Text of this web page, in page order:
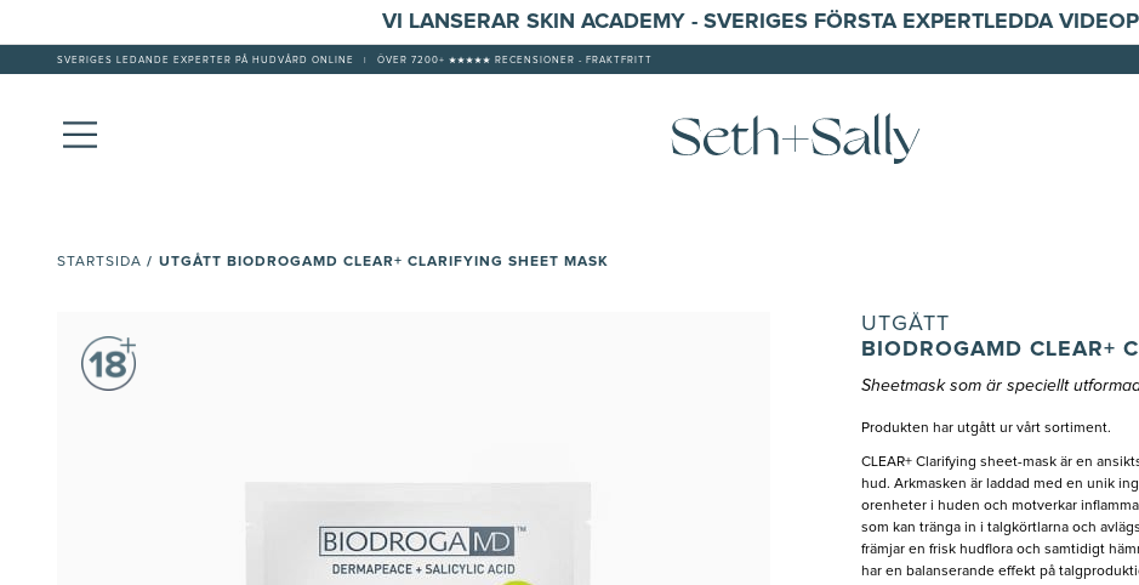
VI LANSERAR SKIN ACADEMY - SVERIGES FÖRSTA EXPERTLEDDA
SVERIGES LEDANDE EXPERTER PÅ HUDVÅRD ONLINE ÖVER 7200+ ★★★★★ RECENSIONER - FRAKTFRITT
STARTSIDA / UTGÅTT BIODROGAMD CLEAR+ CLARIFYING SHEET MASK
UTGÅTT
BIODROGAMD CLEAR+
Sheetmask som är speciellt
Produkten har utgått ur vårt sortiment.
CLEAR+ Clarifying sheet-mask är en
hud. Arkmasken är laddad med en unik
orenheter i huden och motverkar
som kan tränga in i talgkörtlarna och
främjar en frisk hudflora och samtidigt
har en balanserande effekt på